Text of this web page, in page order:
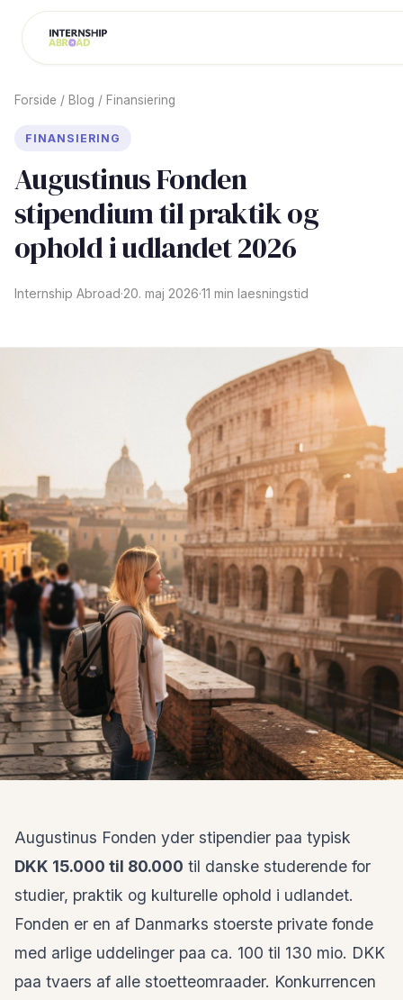
Forside / Blog / Finansiering
FINANSIERING
Augustinus Fonden
stipendium til praktik og
ophold i udlandet 2026
Internship Abroad·20. maj 2026·11 min laesningstid
Augustinus Fonden yder stipendier paa typisk
DKK 15.000 til 80.000 til danske studerende for
studier, praktik og kulturelle ophold i udlandet.
Fonden er en af Danmarks stoerste private fonde
med arlige uddelinger paa ca. 100 til 130 mio. DKK
paa tvaers af alle stoetteomraader. Konkurrencen